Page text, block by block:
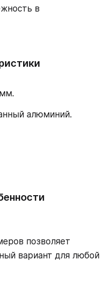
в
алюминий.
позволяет
вариант для любой